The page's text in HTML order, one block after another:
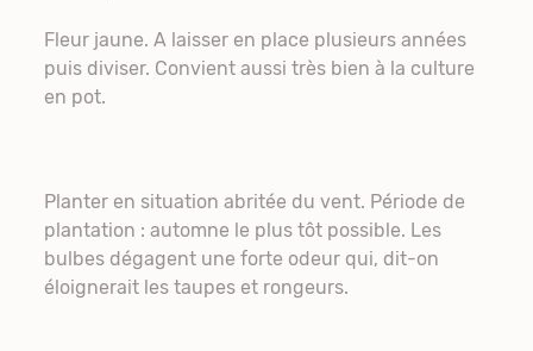
Fleur jaune. A laisser en place plusieurs années
puis diviser. Convient aussi très bien à la culture
en pot.
Planter en situation abritée du vent. Période de
plantation : automne le plus tôt possible. Les
bulbes dégagent une forte odeur qui, dit-on
éloignerait les taupes et rongeurs.